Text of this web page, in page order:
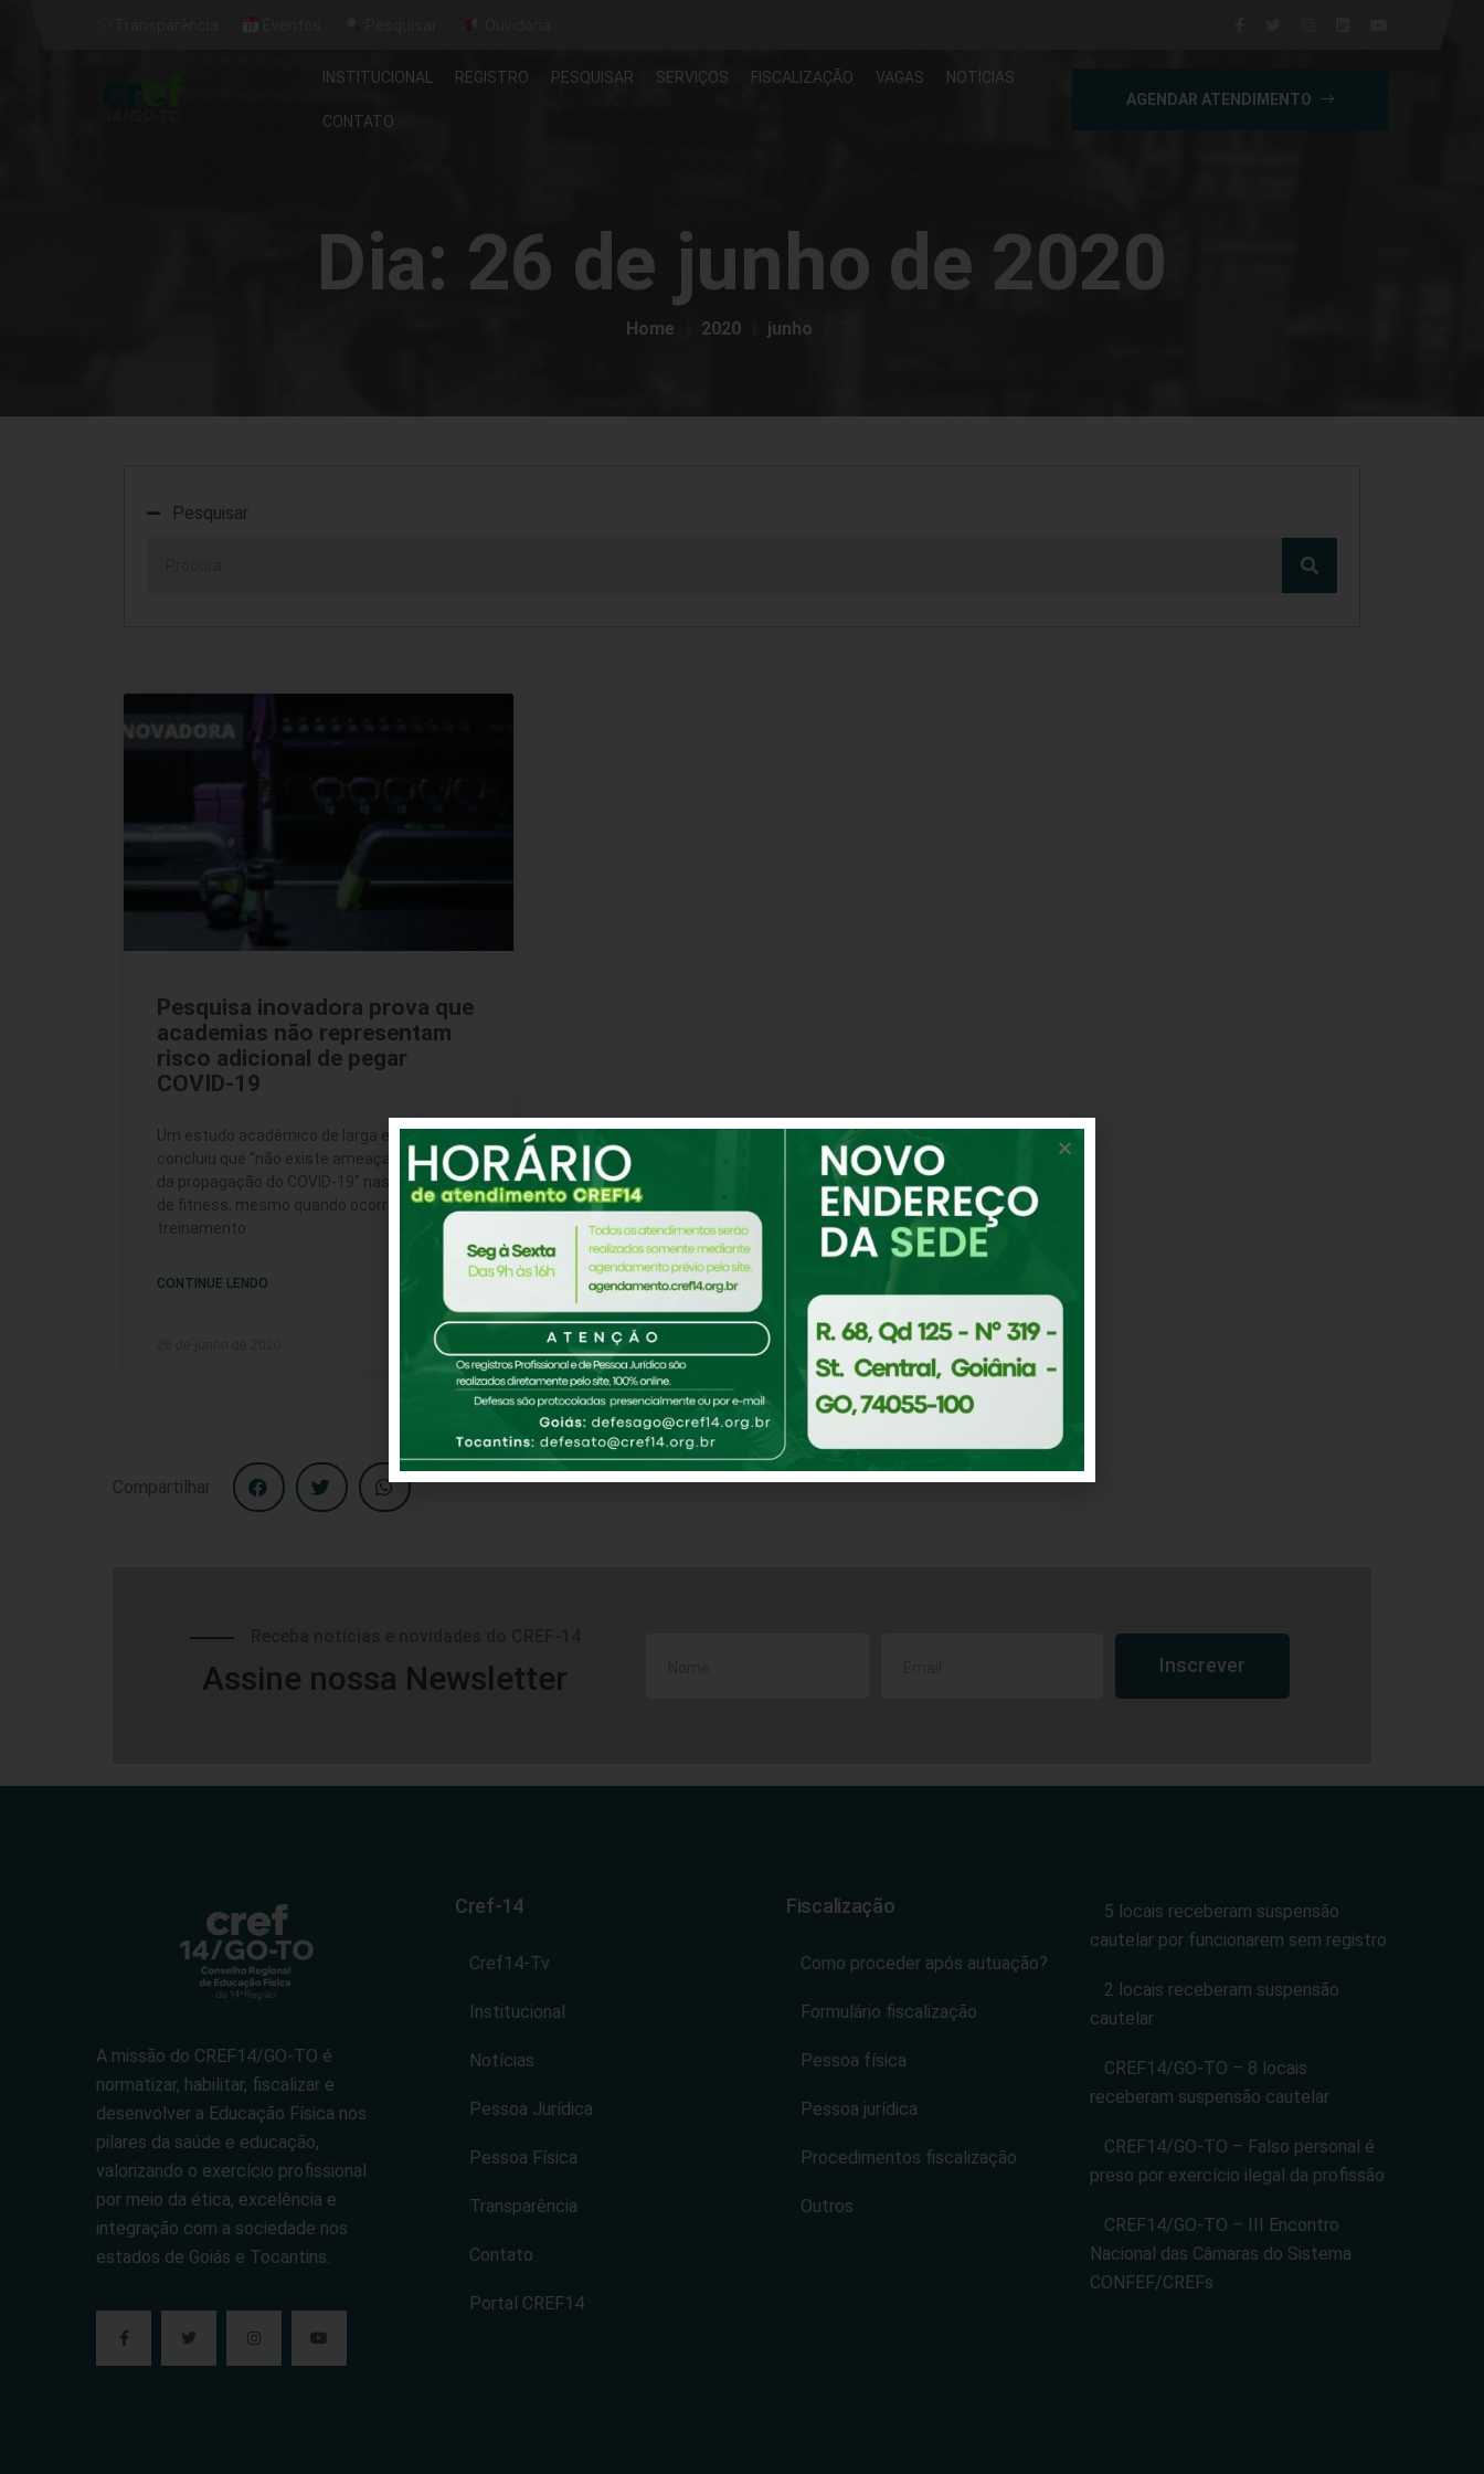
INSTITUCIONAL REGISTRO PESQUISAR SERVIÇOS FISCALIZAÇÃO VAGAS NOTÍCIAS
CONTATO
AGENDAR ATENDIMENTO
Dia: 26 de junho de 2020
Home 2020 junho
Pesquisar
Pesquisa inovadora prova que
academias não representam
risco adicional de pegar
COVID-19
Um estudo acadêmico de larga escala
concluiu que “não existe ameaça de aumento
da propagação do COVID-19” nas instalações
de fitness, mesmo quando ocorre
treinamento
CONTINUE LENDO
Compartilhar
Assine nossa Newsletter Inscrever
A missão do CREF14/GO-TO é
normatizar, habilitar, fiscalizar e
desenvolver a Educação Física nos
pilares da saúde e educação,
valorizando o exercício profissional
por meio da ética, excelência e
integração com a sociedade nos
estados de Goiás e Tocantins.
Cref-14
Cref14-Tv
Institucional
Notícias
Pessoa Jurídica
Pessoa Física
Transparência
Contato
Portal CREF14
Fiscalização
Como proceder após autuação?
Formulário fiscalização
Pessoa física
Pessoa jurídica
Procedimentos fiscalização
Outros
5 locais receberam suspensão
cautelar por funcionarem sem registro
2 locais receberam suspensão
cautelar
CREF14/GO-TO – 8 locais
receberam suspensão cautelar
CREF14/GO-TO – Falso personal é
preso por exercício ilegal da profissão
CREF14/GO-TO – III Encontro
Nacional das Câmaras do Sistema
CONFEF/CREFs